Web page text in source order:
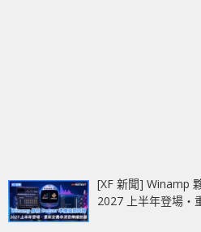
[XF 新聞] Winamp
2027 上半年登場‧